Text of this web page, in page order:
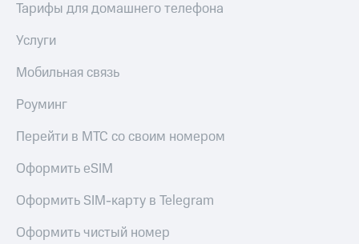
Платежи
Пополнить
Настройки
номер
другого
оператора
МТС
Тарифы для домашнего телефона
Услуги
Мобильная связь
Роуминг
Перейти в МТС со своим номером
Оформить eSIM
Оформить SIM-карту в Telegram
Оформить чистый номер